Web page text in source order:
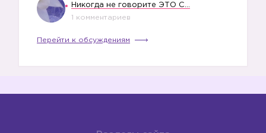
1 комментариев
Перейти к обсуждениям